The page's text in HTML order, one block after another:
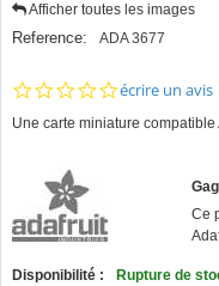
Afficher toutes les images
Reference: ADA 3677
0.0
rating
écrire un avis
Une carte miniature
Ce
Disponibilité :
Rupture de